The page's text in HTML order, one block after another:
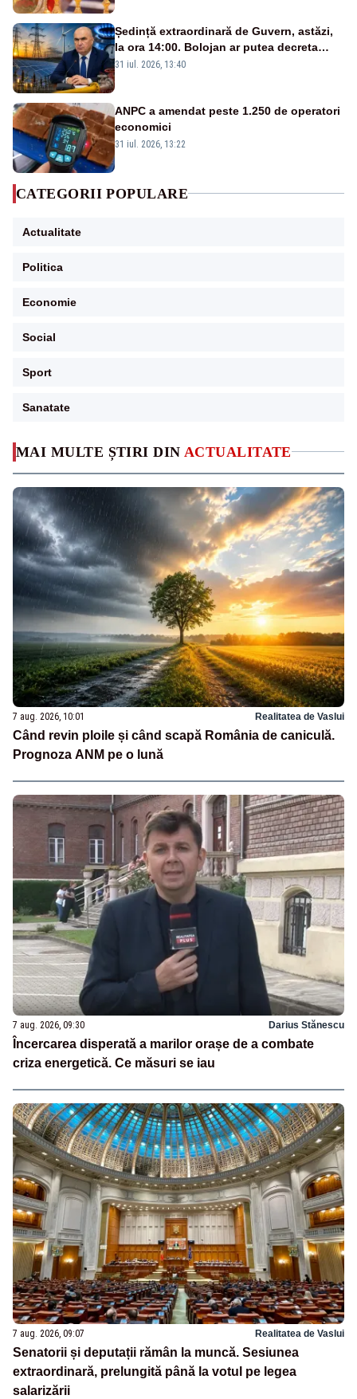
MAI MULTE ȘTIRI DIN ACTUALITATE
7 aug. 2026, 10:01 Realitatea de Vaslui
Când revin ploile și când scapă România de caniculă.
Prognoza ANM pe o lună
7 aug. 2026, 09:30 Darius Stănescu
Încercarea disperată a marilor orașe de a combate
criza energetică. Ce măsuri se iau
7 aug. 2026, 09:07 Realitatea de Vaslui
Senatorii și deputații rămân la muncă. Sesiunea
extraordinară, prelungită până la votul pe legea
salarizării
Ședință extraordinară de Guvern, astăzi,
la ora 14:00. Bolojan ar putea decreta
stare de urgență energetică
31 iul. 2026, 13:40
ANPC a amendat peste 1.250 de operatori
economici
31 iul. 2026, 13:22
CATEGORII POPULARE
Actualitate
Politica
Economie
Social
Sport
Sanatate